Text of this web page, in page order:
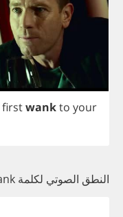
firstwankto your
النطق الصوتي لكلمة Wank